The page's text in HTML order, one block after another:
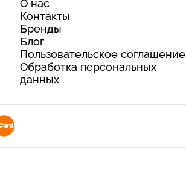
О нас
Контакты
Бренды
Блог
Пользовательское соглашение
Обработка персональных
данных